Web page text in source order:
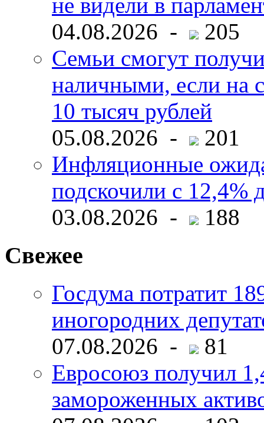
04.08.2026 -
205
Семьи смогут
наличными, если на
10 тысяч рублей
05.08.2026 -
201
Инфляционные
подскочили с 12,4%
03.08.2026 -
188
Свежее
Госдума потратит
иногородних
07.08.2026 -
81
Евросоюз получил
замороженных